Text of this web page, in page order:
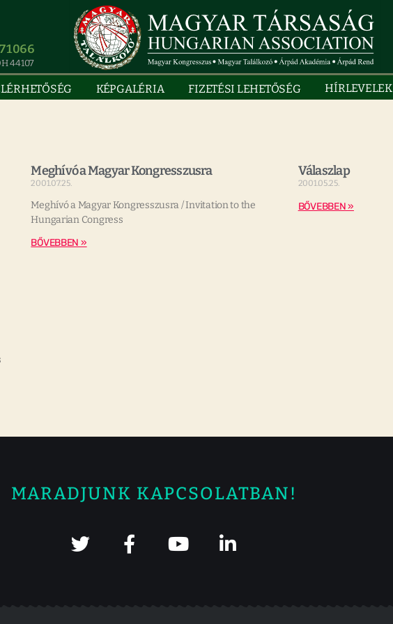
44107
KÉPGALÉRIA FIZETÉSI LEHETŐSÉG HÍRLEVELEK
Meghívó a Magyar Kongresszusra
2001.07.25.
Meghívó a Magyar Kongresszusra / Invitation to the
Hungarian Congress
BŐVEBBEN »
Válaszlap
2001.05.25.
BŐVEBBEN »
MARADJUNK KAPCSOLATBAN!